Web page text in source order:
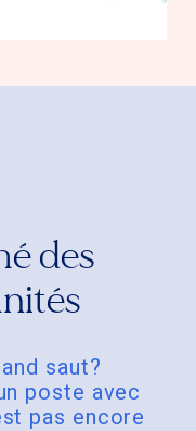
des
saut?
poste avec
pas encore